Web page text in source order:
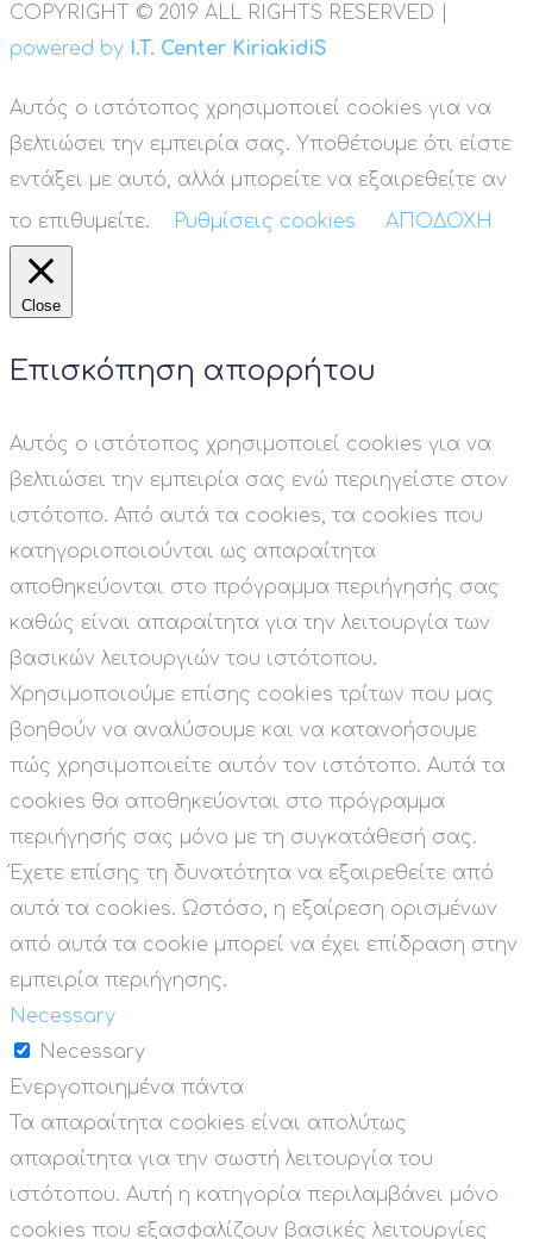
COPYRIGHT © 2019 ALL RIGHTS RESERVED |
powered by
I.T. Center KiriakidiS
Αυτός ο ιστότοπος χρησιμοποιεί cookies για να
βελτιώσει την εμπειρία σας. Υποθέτουμε ότι είστε
εντάξει με αυτό, αλλά μπορείτε να εξαιρεθείτε αν
το επιθυμείτε.
Ρυθμίσεις cookies ΑΠΟΔΟΧΗ
Close
Επισκόπηση απορρήτου
Αυτός ο ιστότοπος χρησιμοποιεί cookies για να
βελτιώσει την εμπειρία σας ενώ περιηγείστε στον
ιστότοπο. Από αυτά τα cookies, τα cookies που
κατηγοριοποιούνται ως απαραίτητα
αποθηκεύονται στο πρόγραμμα περιήγησής σας
καθώς είναι απαραίτητα για την λειτουργία των
βασικών λειτουργιών του ιστότοπου.
Χρησιμοποιούμε επίσης cookies τρίτων που μας
βοηθούν να αναλύσουμε και να κατανοήσουμε
πώς χρησιμοποιείτε αυτόν τον ιστότοπο. Αυτά τα
cookies θα αποθηκεύονται στο πρόγραμμα
περιήγησής σας μόνο με τη συγκατάθεσή σας.
Έχετε επίσης τη δυνατότητα να εξαιρεθείτε από
αυτά τα cookies. Ωστόσο, η εξαίρεση ορισμένων
από αυτά τα cookie μπορεί να έχει επίδραση στην
εμπειρία περιήγησης.
Necessary
Necessary
Ενεργοποιημένα πάντα
Τα απαραίτητα cookies είναι απολύτως
απαραίτητα για την σωστή λειτουργία του
ιστότοπου. Αυτή η κατηγορία περιλαμβάνει μόνο
cookies που εξασφαλίζουν βασικές λειτουργίες